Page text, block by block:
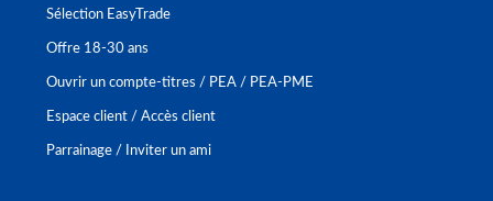
Sélection EasyTrade
Offre 18-30 ans
Ouvrir un compte-titres / PEA / PEA-PME
Espace client / Accès client
Parrainage / Inviter un ami